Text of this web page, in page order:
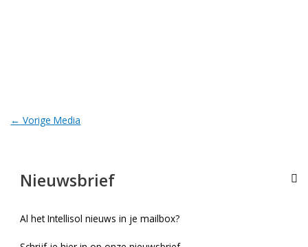
← Vorige Media
Nieuwsbrief
Al het Intellisol nieuws in je mailbox?